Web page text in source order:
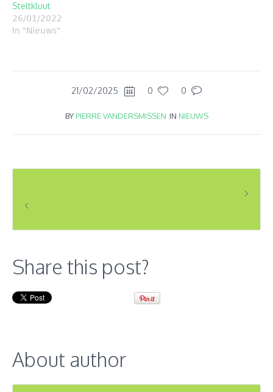
Steltkluut
26/01/2022
In "Nieuws"
21/02/2025 0 0
BYPIERRE VANDERSMISSEN IN NIEUWS
Share this post?
About author